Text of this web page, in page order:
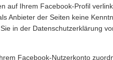
auf Ihrem Facebook-Profil
Anbieter der Seiten keine
in der Datenschutzerklärung
Facebook-Nutzerkonto